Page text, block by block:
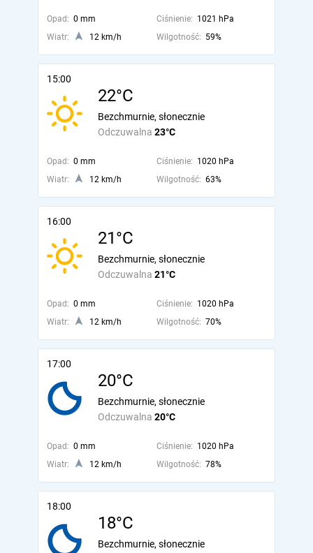
Opad: 0 mm Ciśnienie: 1021 hPa
Wiatr:
12 km/h Wilgotność: 59%
15:00
22°C
Odczuwalna 23°C
Bezchmurnie, słonecznie
Opad: 0 mm Ciśnienie: 1020 hPa
Wiatr:
12 km/h Wilgotność: 63%
16:00
21°C
Odczuwalna 21°C
Bezchmurnie, słonecznie
Opad: 0 mm Ciśnienie: 1020 hPa
Wiatr:
12 km/h Wilgotność: 70%
17:00
20°C
Odczuwalna 20°C
Bezchmurnie, słonecznie
Opad: 0 mm Ciśnienie: 1020 hPa
Wiatr:
12 km/h Wilgotność: 78%
18:00
18°C
Bezchmurnie, słonecznie